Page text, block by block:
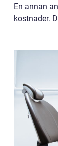
En annan
kostnader.